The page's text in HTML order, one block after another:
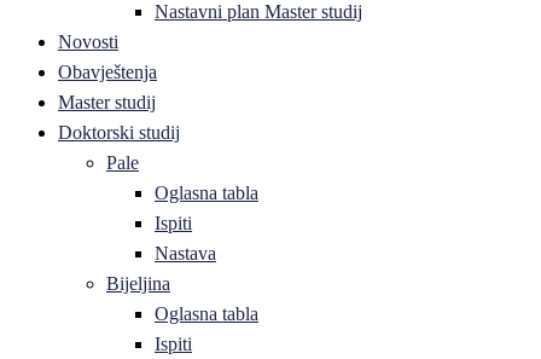
Nastavni plan Master studij
Novosti
Obavještenja
Master studij
Doktorski studij
Pale
Oglasna tabla
Ispiti
Nastava
Bijeljina
Oglasna tabla
Ispiti